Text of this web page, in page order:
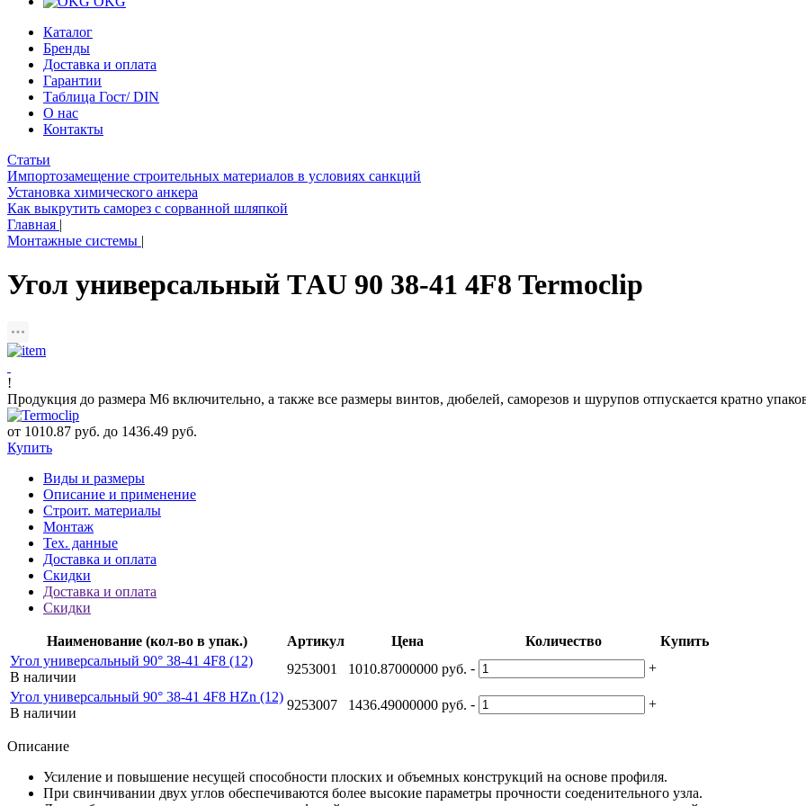
Каталог
Бренды
Доставка и оплата
Гарантии
Таблица Гост/ DIN
О нас
Контакты
Статьи
Импортозамещение строительных материалов в условиях санкций
Установка химического анкера
Как выкрутить саморез с сорванной шляпкой
Главная |
Монтажные системы |
Угол универсальный ТAU 90 38-41 4F8 Termoclip
!
Продукция до размера М6 включительно, а также все размеры винтов, дюбелей, саморезов и шурупов отпускается кратно
от 1010.87 руб. до 1436.49 руб.
Купить
Виды и размеры
Описание и применение
Строит. материалы
Монтаж
Тех. данные
Доставка и оплата
Скидки
Доставка и оплата
Скидки
Наименование (кол-во в упак.) Артикул Цена Количество
Купить
Угол универсальный 90° 38-41 4F8 (12)
В наличии
9253001 1010.87000000 руб. -
+
Угол универсальный 90° 38-41 4F8 HZn (12)
В наличии
9253007 1436.49000000 руб. - +
Описание
Усиление и повышение несущей способности плоских и объемных конструкций на основе профиля.
При свинчивании двух углов обеспечиваются более высокие параметры прочности соеденительного узла.